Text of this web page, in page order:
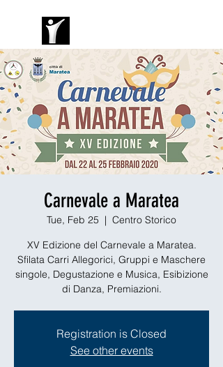
Carnevale a Maratea
Tue, Feb 25
  |
Centro Storico
XV Edizione del Carnevale a Maratea.
Sfilata Carri Allegorici, Gruppi e Maschere
singole, Degustazione e Musica, Esibizione
di Danza, Premiazioni.
Registration is Closed
See other events